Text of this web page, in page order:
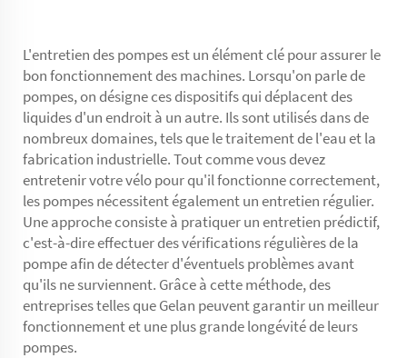
L'entretien des pompes est un élément clé pour assurer le
bon fonctionnement des machines. Lorsqu'on parle de
pompes, on désigne ces dispositifs qui déplacent des
liquides d'un endroit à un autre. Ils sont utilisés dans de
nombreux domaines, tels que le traitement de l'eau et la
fabrication industrielle. Tout comme vous devez
entretenir votre vélo pour qu'il fonctionne correctement,
les pompes nécessitent également un entretien régulier.
Une approche consiste à pratiquer un entretien prédictif,
c'est-à-dire effectuer des vérifications régulières de la
pompe afin de détecter d'éventuels problèmes avant
qu'ils ne surviennent. Grâce à cette méthode, des
entreprises telles que Gelan peuvent garantir un meilleur
fonctionnement et une plus grande longévité de leurs
pompes.